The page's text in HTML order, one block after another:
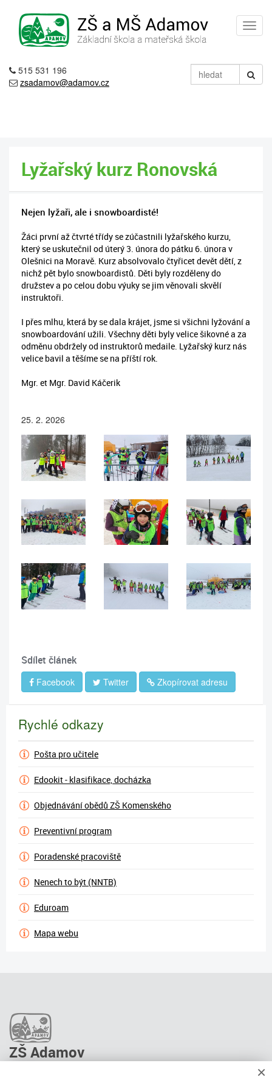
515 531 196
zsadamov@adamov.cz
Lyžařský kurz Ronovská
Nejen lyžaři, ale i snowboardisté!
Žáci první až čtvrté třídy se zúčastnili lyžařského kurzu,
který se uskutečnil od úterý 3. února do pátku 6. února v
Olešnici na Moravě. Kurz absolvovalo čtyřicet devět dětí, z
nichž pět bylo snowboardistů. Děti byly rozděleny do
družstev a po celou dobu výuky se jim věnovali skvělí
instruktoři.
I přes mlhu, která by se dala krájet, jsme si všichni lyžování a
snowboardování užili. Všechny děti byly velice šikovné a za
odměnu obdržely od instruktorů medaile. Lyžařský kurz nás
velice bavil a těšíme se na příští rok.
Mgr. et Mgr. David Káčerik
25. 2. 2026
Sdílet článek
Facebook Twitter Zkopírovat adresu
Rychlé odkazy
Pošta pro učitele
Edookit - klasifikace, docházka
Objednávání obědů ZŠ Komenského
Preventivní program
Poradenské pracoviště
Nenech to být (NNTB)
Eduroam
Mapa webu
ZŠ Adamov
×